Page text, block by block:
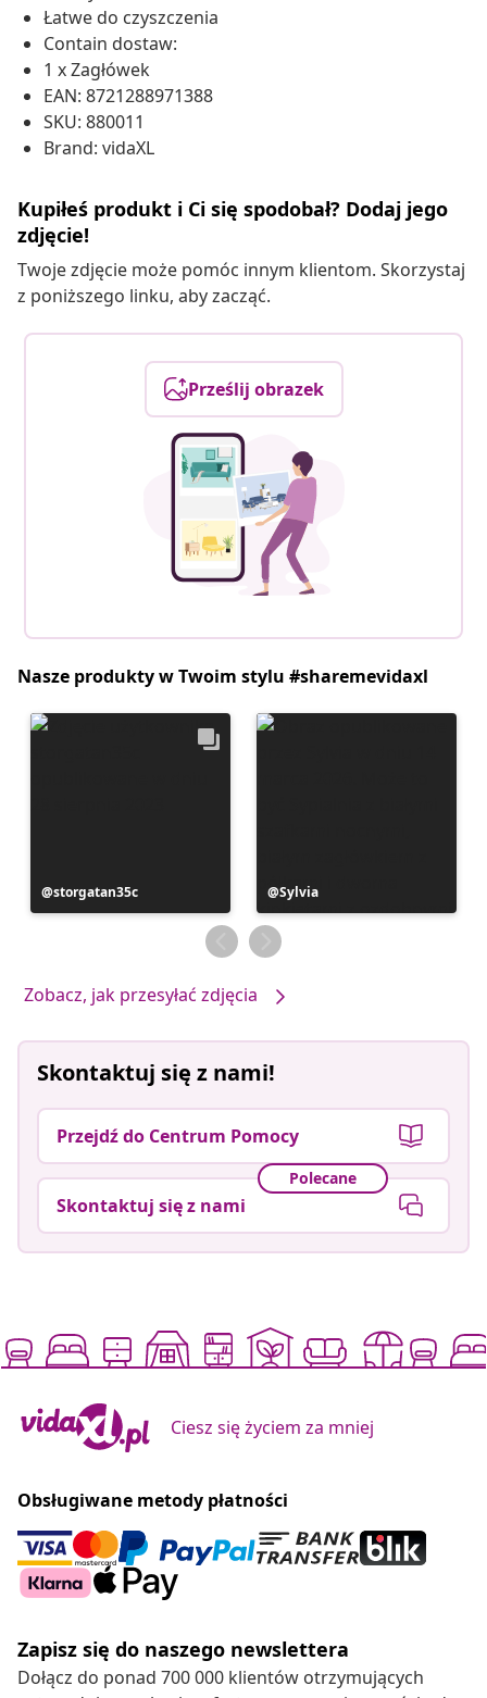
Łatwe do czyszczenia
Contain dostaw:
1 x Zagłówek
EAN: 8721288971388
SKU: 880011
Brand: vidaXL
Kupiłeś produkt i Ci się spodobał? Dodaj jego
zdjęcie!
Twoje zdjęcie może pomóc innym klientom. Skorzystaj
z poniższego linku, aby zacząć.
Prześlij obrazek
Nasze produkty w Twoim stylu #sharemevidaxl
Post
opublikowany
storgatan35c
Post
opublikowany
przez
Sylvia
Zobacz, jak przesyłać zdjęcia
Skontaktuj się z nami!
Przejdź do Centrum Pomocy
Polecane
Skontaktuj się z nami
Ciesz się życiem za mniej
Obsługiwane metody płatności
Zapisz się do naszego newslettera
Dołącz do ponad 700 000 klientów otrzymujących